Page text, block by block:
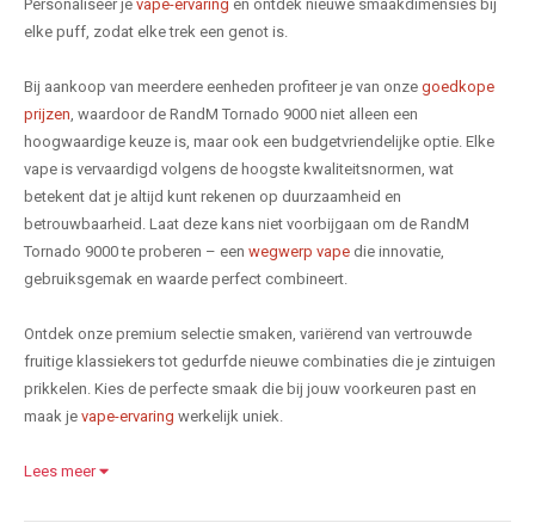
Personaliseer je vape-ervaring en ontdek nieuwe smaakdimensies bij
elke puff, zodat elke trek een genot is.
Bij aankoop van meerdere eenheden profiteer je van onze goedkope
prijzen , waardoor de RandM Tornado 9000 niet alleen een
hoogwaardige keuze is, maar ook een budgetvriendelijke optie. Elke
vape is vervaardigd volgens de hoogste kwaliteitsnormen, wat
betekent dat je altijd kunt rekenen op duurzaamheid en
betrouwbaarheid. Laat deze kans niet voorbijgaan om de RandM
Tornado 9000 te proberen – een wegwerp vape die innovatie,
gebruiksgemak en waarde perfect combineert.
Ontdek onze premium selectie smaken, variërend van vertrouwde
fruitige klassiekers tot gedurfde nieuwe combinaties die je zintuigen
prikkelen. Kies de perfecte smaak die bij jouw voorkeuren past en
maak je vape-ervaring werkelijk uniek.
Lees meer